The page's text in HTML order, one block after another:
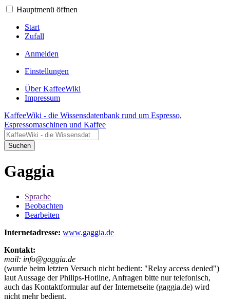
Hauptmenü öffnen
Start
Zufall
Anmelden
Einstellungen
Über KaffeeWiki
Impressum
KaffeeWiki - die Wissensdatenbank rund um Espresso,
Espressomaschinen und Kaffee
Suchen
Gaggia
Sprache
Beobachten
Bearbeiten
Internetadresse: www.gaggia.de
Kontakt:
mail: info@gaggia.de
(wurde beim letzten Versuch nicht bedient: "Relay access denied")
laut Aussage der Philips-Hotline, Anfragen bitte nur telefonisch,
auch das Kontaktformular auf der Internetseite (gaggia.de) wird
nicht mehr bedient.